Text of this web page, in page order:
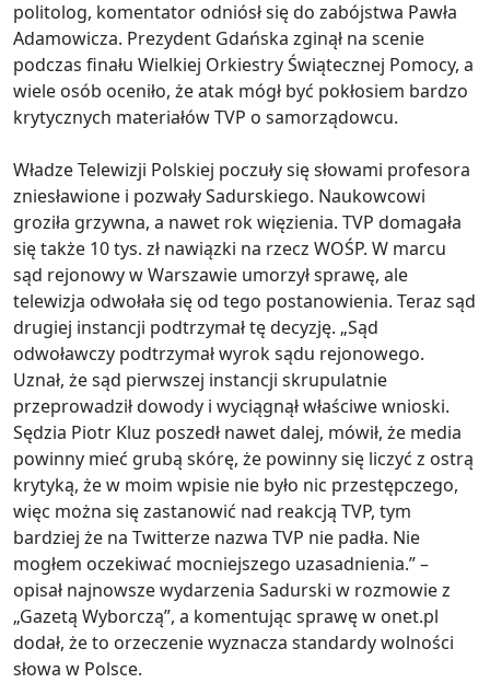
politolog, komentator odniósł się do zabójstwa Pawła
Adamowicza. Prezydent Gdańska zginął na scenie
podczas finału Wielkiej Orkiestry Świątecznej Pomocy, a
wiele osób oceniło, że atak mógł być pokłosiem bardzo
krytycznych materiałów TVP o samorządowcu.
Władze Telewizji Polskiej poczuły się słowami profesora
zniesławione i pozwały Sadurskiego. Naukowcowi
groziła grzywna, a nawet rok więzienia. TVP domagała
się także 10 tys. zł nawiązki na rzecz WOŚP. W marcu
sąd rejonowy w Warszawie umorzył sprawę, ale
telewizja odwołała się od tego postanowienia. Teraz sąd
drugiej instancji podtrzymał tę decyzję. „Sąd
odwoławczy podtrzymał wyrok sądu rejonowego.
Uznał, że sąd pierwszej instancji skrupulatnie
przeprowadził dowody i wyciągnął właściwe wnioski.
Sędzia Piotr Kluz poszedł nawet dalej, mówił, że media
powinny mieć grubą skórę, że powinny się liczyć z ostrą
krytyką, że w moim wpisie nie było nic przestępczego,
więc można się zastanowić nad reakcją TVP, tym
bardziej że na Twitterze nazwa TVP nie padła. Nie
mogłem oczekiwać mocniejszego uzasadnienia.” –
opisał najnowsze wydarzenia Sadurski w rozmowie z
„Gazetą Wyborczą”, a komentując sprawę w onet.pl
dodał, że to orzeczenie wyznacza standardy wolności
słowa w Polsce.